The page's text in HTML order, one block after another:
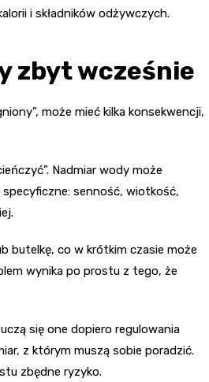
i składników odżywczych.
zbyt wcześnie
może mieć kilka konsekwencji,
Nadmiar wody może
specyficzne: senność, wiotkość,
butelkę, co w krótkim czasie może
wynika po prostu z tego, że
się one dopiero regulowania
z którym muszą sobie poradzić.
zbędne ryzyko.